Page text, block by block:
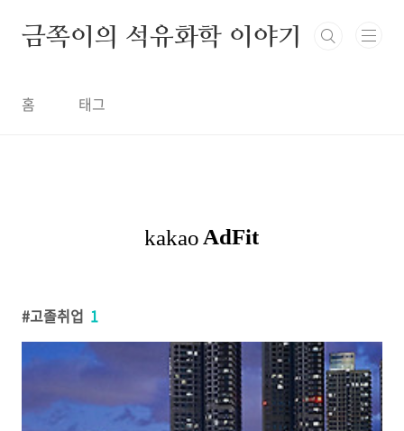
금쪽이의 석유화학 이야기
홈 태그
고졸취업 1